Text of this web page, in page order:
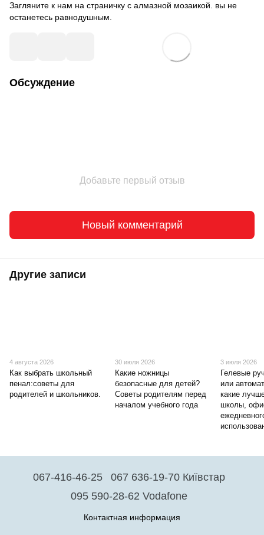
Загляните к нам на страничку с алмазной мозаикой. вы не
останетесь равнодушным.
Обсуждение
Добавьте первый отзыв
Новый комментарий
Другие записи
4 августа 2026
Как выбрать школьный
пенал:советы для
родителей и школьников.
30 июля 2026
Какие ножницы
безопасные для детей?
Советы родителям перед
началом учебного года
3 июля 2026
Гелевые
или
какие
школы,
067-416-46-25
067 636-19-70 Київстар
095 590-28-62 Vodafone
Контактная информация